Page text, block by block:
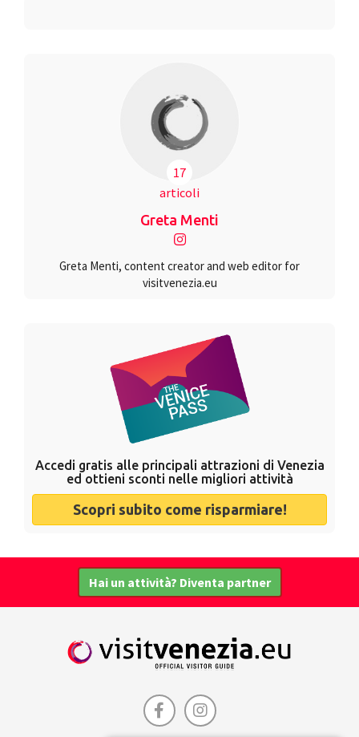
17
articoli
Greta Menti
Greta Menti, content creator and web editor for
visitvenezia.eu
Accedi gratis alle principali attrazioni di Venezia
ed ottieni sconti nelle migliori attività
Scopri subito come risparmiare!
Hai un attività? Diventa partner